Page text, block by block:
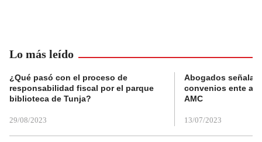
Lo más leído
¿Qué pasó con el proceso de
responsabilidad fiscal por el parque
biblioteca de Tunja?
29/08/2023
Abogados
convenios ente
AMC
13/07/2023